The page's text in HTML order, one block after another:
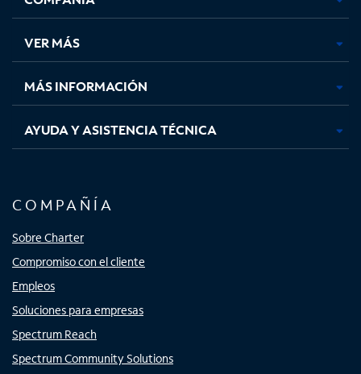
en
pestaña
nueva
en
pestaña
nueva
en
pestaña
nueva
en
nueva
VER MÁS
MÁS INFORMACIÓN
AYUDA Y ASISTENCIA TÉCNICA
COMPAÑÍA
Sobre Charter
Compromiso con el cliente
Empleos
Soluciones para empresas
Spectrum Reach
Spectrum Community Solutions